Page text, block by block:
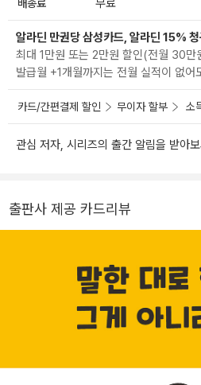
배송료 무료
알라딘 만권당 삼성카드, 알라딘 15%
최대 1만원 또는 2만원 할인(전월 30
발급월 +1개월까지는 전월 실적이 없어
카드/간편결제 할인 무이자 할부 소
관심 저자, 시리즈의 출간 알림을 받아
출판사 제공 카드리뷰